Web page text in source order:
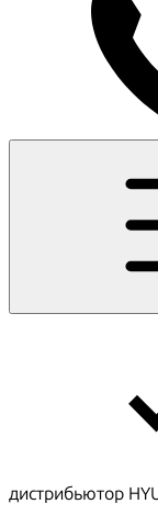
дистрибьютор